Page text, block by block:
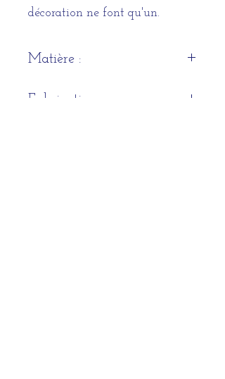
décoration ne font qu'un.
Matière :
Fabrication :